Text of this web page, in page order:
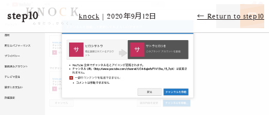
step10 knock |2020年9月12日 ← Return to step10